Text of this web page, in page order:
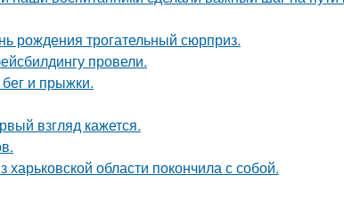
рождения трогательный сюрприз.
провели.
и прыжки.
взгляд кажется.
области покончила с собой.